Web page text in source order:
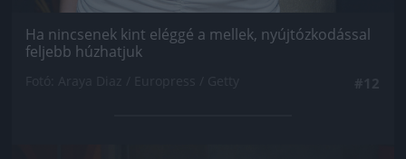
Ha nincsenek kint eléggé a mellek, nyújtózkodással
feljebb húzhatjuk